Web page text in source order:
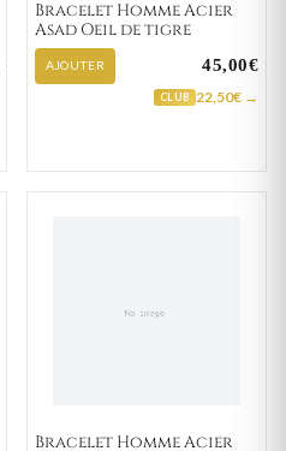
Bracelet Homme Acier
Asad Oeil de tigre
AJOUTER 45,00€
CLUB 22,50€ →
Bracelet Homme Acier